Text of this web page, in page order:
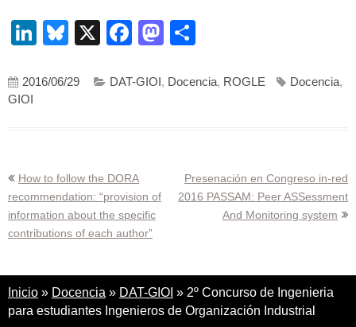
LinkedIn
Bluesky
X Facebook
Mastodon
2016/06/29 DAT-GIOI , Docencia, ROGLE Docencia,
GIOI
Navegación
de
entradas
How to follow the DORA
recommendation: “provision of
information about the specific
contributions of each author”
Presenación en Congreso in-red
2016 PASSAM: Peer ASSessment
And Monitoring system
Inicio » Docencia » DAT-GIOI » 2º Concurso de Ingenieria
para estudiantes Ingenieros de Organización Industrial